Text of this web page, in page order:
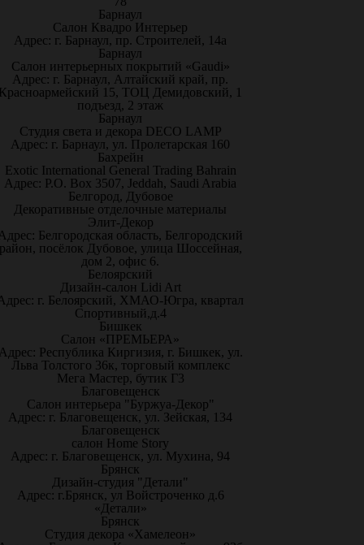
Барнаул
Салон Квадро Интерьер
Адрес: г. Барнаул, пр. Строителей, 14а
Барнаул
Салон интерьерных покрытий «Gaudi»
Адрес: г. Барнаул, Алтайский край, пр.
15, ТОЦ Демидовский, 1
подъезд, 2 этаж
Барнаул
Студия света и декора DECO LAMP
Адрес: г. Барнаул, ул. Пролетарская 160
Бахрейн
Exotic International General Trading Bahrain
Адрес: P.O. Box 3507, Jeddah, Saudi Arabia
Белгород, Дубовое
Декоративные отделочные материалы
Элит-Декор
Белгородская область, Белгородский
посёлок Дубовое, улица Шоссейная,
дом 2, офис 6.
Белоярский
Дизайн-салон Lidi Art
г. Белоярский, ХМАО-Югра, квартал
Спортивный,д.4
Бишкек
Салон «ПРЕМЬЕРА»
Республика Киргизия, г. Бишкек, ул.
Льва Толстого 36к, торговый комплекс
Мега Мастер, бутик Г3
Благовещенск
Салон интерьера "Буржуа-Декор"
Адрес: г. Благовещенск, ул. Зейская, 134
Благовещенск
салон Home Story
Адрес: г. Благовещенск, ул. Мухина, 94
Брянск
Дизайн-студия "Детали"
Адрес: г.Брянск, ул Войстроченко д.6
«Детали»
Брянск
Студия декора «Хамелеон»